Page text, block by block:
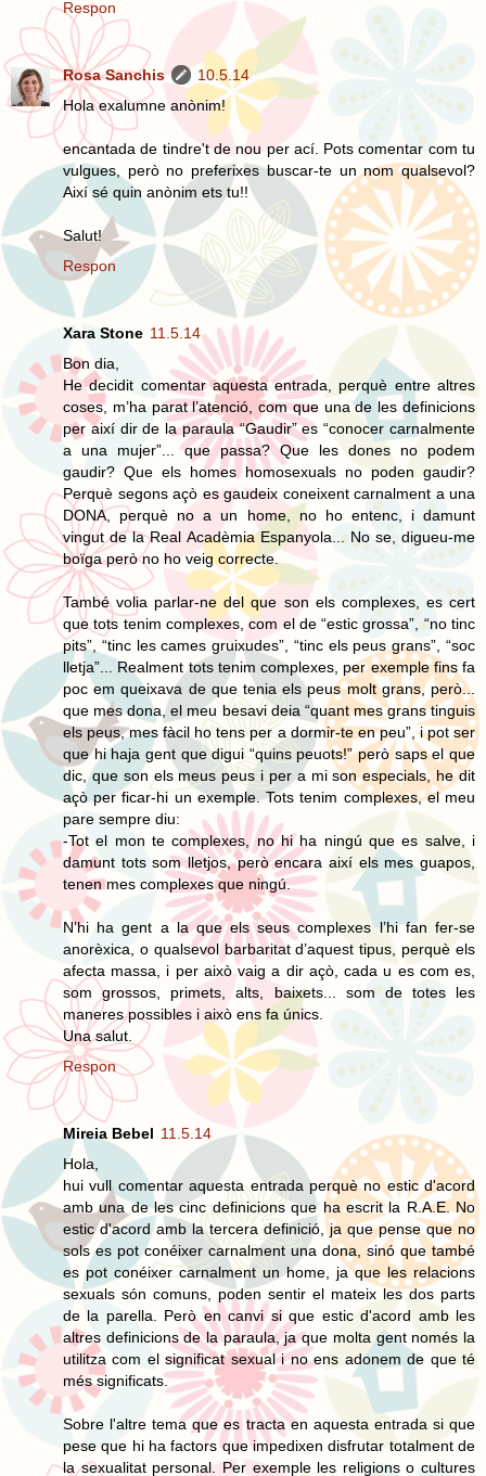
Respon
Rosa Sanchis
10.5.14
Hola exalumne anònim!
encantada de tindre't de nou per ací. Pots comentar com tu
vulgues, però no preferixes buscar-te un nom qualsevol?
Així sé quin anònim ets tu!!
Salut!
Respon
Xara Stone 11.5.14
Bon dia,
He decidit comentar aquesta entrada, perquè entre altres
coses, m’ha parat l’atenció, com que una de les definicions
per així dir de la paraula “Gaudir” es “conocer carnalmente
a una mujer”... que passa? Que les dones no podem
gaudir? Que els homes homosexuals no poden gaudir?
Perquè segons açò es gaudeix coneixent carnalment a una
DONA, perquè no a un home, no ho entenc, i damunt
vingut de la Real Acadèmia Espanyola... No se, digueu-me
boïga però no ho veig correcte.
També volia parlar-ne del que son els complexes, es cert
que tots tenim complexes, com el de “estic grossa”, “no tinc
pits”, “tinc les cames gruixudes”, “tinc els peus grans”, “soc
lletja”... Realment tots tenim complexes, per exemple fins fa
poc em queixava de que tenia els peus molt grans, però...
que mes dona, el meu besavi deia “quant mes grans tinguis
els peus, mes fàcil ho tens per a dormir-te en peu”, i pot ser
que hi haja gent que digui “quins peuots!” però saps el que
dic, que son els meus peus i per a mi son especials, he dit
açò per ficar-hi un exemple. Tots tenim complexes, el meu
pare sempre diu:
-Tot el mon te complexes, no hi ha ningú que es salve, i
damunt tots som lletjos, però encara així els mes guapos,
tenen mes complexes que ningú.
N’hi ha gent a la que els seus complexes l’hi fan fer-se
anorèxica, o qualsevol barbaritat d’aquest tipus, perquè els
afecta massa, i per això vaig a dir açò, cada u es com es,
som grossos, primets, alts, baixets... som de totes les
maneres possibles i això ens fa únics.
Una salut.
Respon
Mireia Bebel 11.5.14
Hola,
hui vull comentar aquesta entrada perquè no estic d'acord
amb una de les cinc definicions que ha escrit la R.A.E. No
estic d'acord amb la tercera definició, ja que pense que no
sols es pot conéixer carnalment una dona, sinó que també
es pot conéixer carnalment un home, ja que les relacions
sexuals són comuns, poden sentir el mateix les dos parts
de la parella. Però en canvi si que estic d'acord amb les
altres definicions de la paraula, ja que molta gent només la
utilitza com el significat sexual i no ens adonem de que té
més significats.
Sobre l'altre tema que es tracta en aquesta entrada si que
pese que hi ha factors que impedixen disfrutar totalment de
la sexualitat personal. Per exemple les religions o cultures